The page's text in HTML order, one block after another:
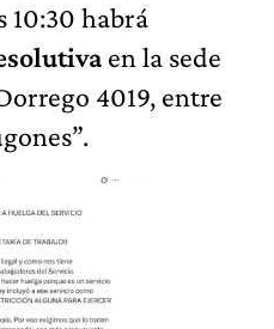
10:30 habrá
en la sede
4019, entre